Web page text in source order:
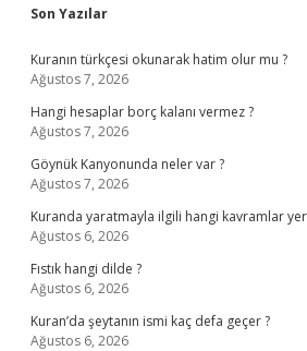
Sidebar
Son Yazılar
Kuranın türkçesi okunarak hatim olur mu ?
Ağustos 7, 2026
Hangi hesaplar borç kalanı vermez ?
Ağustos 7, 2026
Göynük Kanyonunda neler var ?
Ağustos 7, 2026
Kuranda yaratmayla ilgili hangi kavramlar
Ağustos 6, 2026
Fıstık hangi dilde ?
Ağustos 6, 2026
Kuran’da şeytanın ismi kaç defa geçer ?
Ağustos 6, 2026